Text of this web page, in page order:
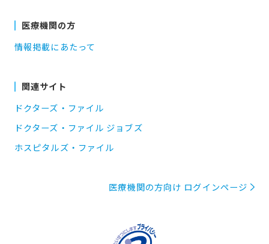
医療機関の方
情報掲載にあたって
関連サイト
ドクターズ・ファイル
ドクターズ・ファイル ジョブズ
ホスピタルズ・ファイル
医療機関の方向け ログインページ